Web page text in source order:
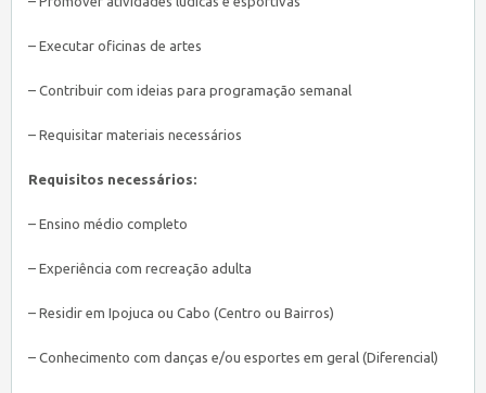
– Executar oficinas de artes
– Contribuir com ideias para programação semanal
– Requisitar materiais necessários
Requisitos necessários:
– Ensino médio completo
– Experiência com recreação adulta
– Residir em Ipojuca ou Cabo (Centro ou Bairros)
– Conhecimento com danças e/ou esportes em geral (Diferencial)